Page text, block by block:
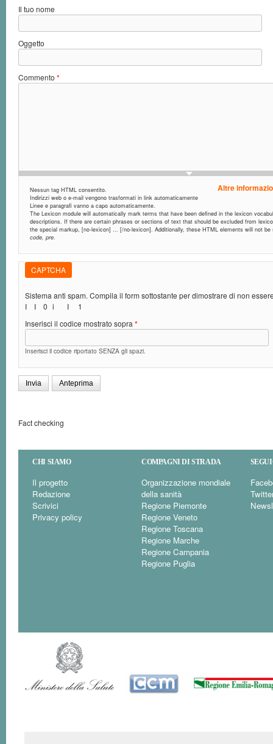
Il tuo nome
Oggetto
Commento *
Altre
Nessun tag HTML consentito.
Indirizzi web o e-mail vengono trasformati in link automaticamente
Linee e paragrafi vanno a capo automaticamente.
The Lexicon module will automatically mark terms that have been defined in the lexicon
descriptions. If there are certain phrases or sections of text that should be excluded from
the special markup, [no-lexicon] ... [/no-lexicon]. Additionally, these HTML elements will not
code, pre.
CAPTCHA
Sistema anti spam. Compila il form sottostante per dimostrare di non
I
I 0 i I
1
Inserisci il codice mostrato sopra *
Inserisci il codice riportato SENZA gli spazi.
Fact checking
CHI SIAMO
Il progetto
Redazione
Scrivici
Privacy policy
COMPAGNI DI STRADA
Organizzazione mondiale
della sanità
Regione Piemonte
Regione Veneto
Regione Toscana
Regione Marche
Regione Campania
Regione Puglia